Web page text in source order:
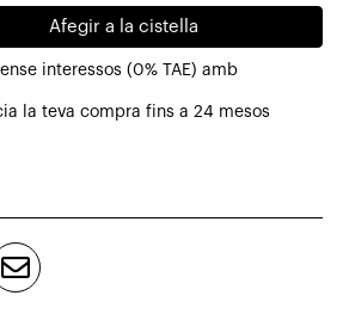
Afegir a la cistella
interessos (0% TAE) amb
la teva compra fins a 24 mesos
